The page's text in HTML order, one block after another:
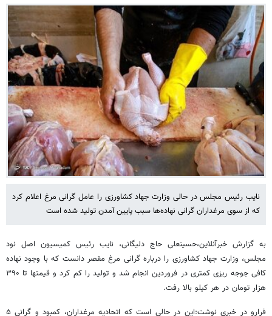
نایب رئیس مجلس در حالی وزارت جهاد کشاورزی را عامل گرانی مرغ اعلام کرد
که از سوی مرغداران گرانی نهاده‌ها سبب پایین آمدن تولید شده است
به گزارش خبرآنلاین،حسینعلی حاج دلیگانی، نایب رئیس کمیسیون اصل نود
مجلس، وزارت جهاد کشاورزی را درباره گرانی مرغ مقصر دانست که با وجود نهاده
کافی جوجه ریزی کمتری در فروردین انجام شد و تولید را کم کرد و قیمتها تا ۳۹۰
هزار تومان در هر کیلو بالا رفت.
فرارو در خبری نوشت:این در حالی است که اتحادیه مرغداران، کمبود و گرانی ۵